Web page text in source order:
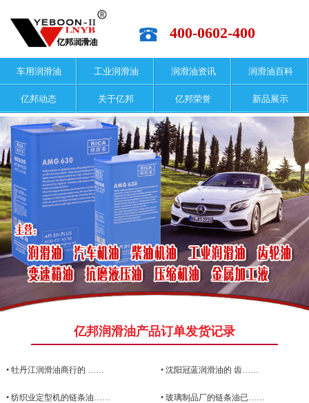
400-0602-400
车用润滑油 工业润滑油 润滑油资讯 润滑油百科
亿邦动态 关于亿邦 亿邦荣誉 新品展示
亿邦润滑油产品订单发货记录
• 牡丹江润滑油商行的 …… • 沈阳冠蓝润滑油的 齿……
• 纺织业定型机的链条油…… • 玻璃制品厂的链条油已……